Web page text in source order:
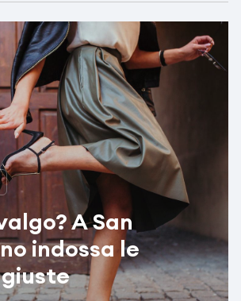
A San
indossa le